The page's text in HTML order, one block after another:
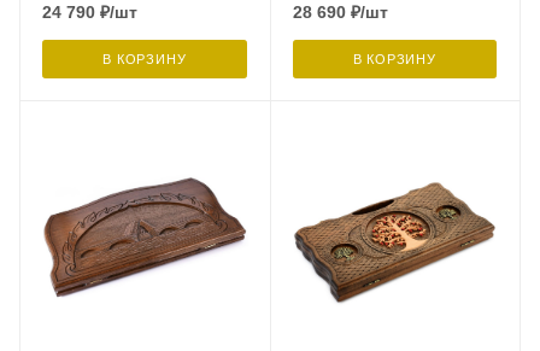
24 790 ₽/шт
В КОРЗИНУ
28 690₽/шт
В КОРЗИНУ